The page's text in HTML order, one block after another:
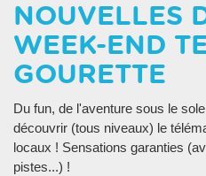
NOUVELLES
WEEK-END
GOURETTE
Du fun, de l'aventure sous le
découvrir (tous niveaux) le
locaux ! Sensations garanties
pistes...) !